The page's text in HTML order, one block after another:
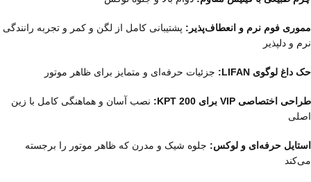
مموری فوم نرم و انعطاف‌پذیر: پشتیبانی کامل از لگن و کمر و تجربه رانندگی
نرم و دلپذیر
حک داغ لوگوی LIFAN: جزئیات حرفه‌ای و متمایز برای ظاهر موتور
طراحی اختصاصی VIP برای KPT 200:
نصب آسان و هماهنگی کامل با زین
اصلی
استایل حرفه‌ای و لوکس: جلوه شیک و مدرن که ظاهر موتور را برجسته
می‌کند